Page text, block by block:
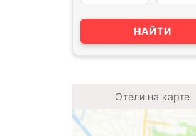
НАЙТИ
Отели на карте